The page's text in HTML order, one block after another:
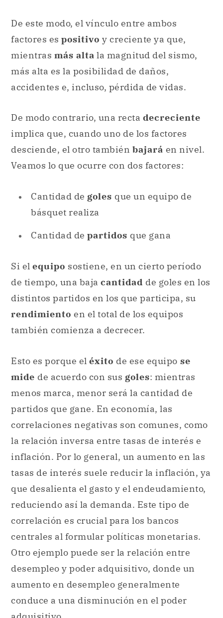
De este modo, el vínculo entre ambos
factores es positivo y creciente ya que,
mientras más alta la magnitud del sismo,
más alta es la posibilidad de daños,
accidentes e, incluso, pérdida de vidas.
De modo contrario, una recta decreciente
implica que, cuando uno de los factores
desciende, el otro también bajará en nivel.
Veamos lo que ocurre con dos factores:
Cantidad de goles que un equipo de
básquet realiza
Cantidad de partidos que gana
Si el equipo sostiene, en un cierto período
de tiempo, una baja cantidad de goles en los
distintos partidos en los que participa, su
rendimiento en el total de los equipos
también comienza a decrecer.
Esto es porque el éxito de ese equipo se
mide de acuerdo con sus goles: mientras
menos marca, menor será la cantidad de
partidos que gane. En economía, las
correlaciones negativas son comunes, como
la relación inversa entre tasas de interés e
inflación. Por lo general, un aumento en las
tasas de interés suele reducir la inflación, ya
que desalienta el gasto y el endeudamiento,
reduciendo así la demanda. Este tipo de
correlación es crucial para los bancos
centrales al formular políticas monetarias.
Otro ejemplo puede ser la relación entre
desempleo y poder adquisitivo, donde un
aumento en desempleo generalmente
conduce a una disminución en el poder